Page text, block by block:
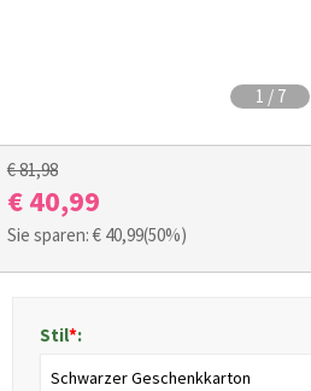
1 / 7
€ 81,98
€ 40,99
Sie sparen: € 40,99(50%)
Stil*:
Schwarzer Geschenkkarton